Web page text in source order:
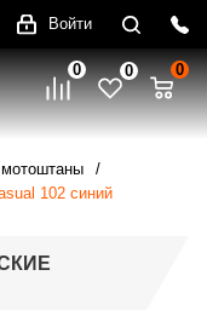
Войти
0 0 0
мотоштаны
102 синий